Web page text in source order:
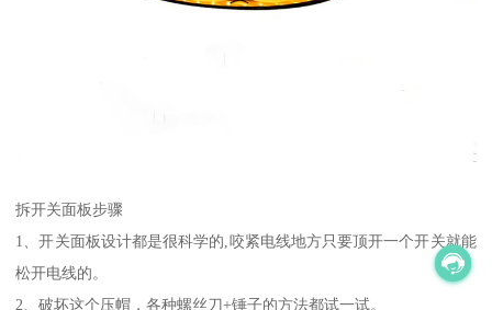
拆开关面板步骤
1、开关面板设计都是很科学的,咬紧电线地方只要顶开一个开关就能
松开电线的。
2、破坏这个压帽，各种螺丝刀+锤子的方法都试一试。